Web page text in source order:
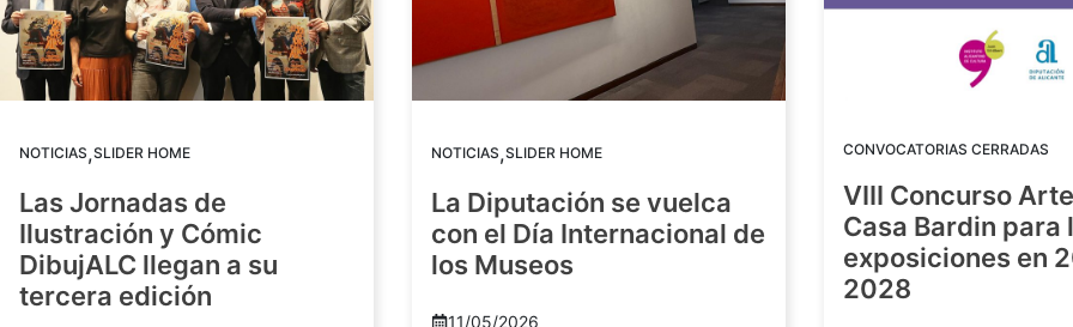
NOTICIAS,SLIDER HOME
Las Jornadas de
Ilustración y Cómic
DibujALC llegan a su
tercera edición
NOTICIAS,SLIDER HOME
La Diputación se vuelca
con el Día Internacional de
los Museos
11/05/2026
CONVOCATORIAS CERRADAS
VIII Concurso
Casa Bardin para
exposiciones en
2028